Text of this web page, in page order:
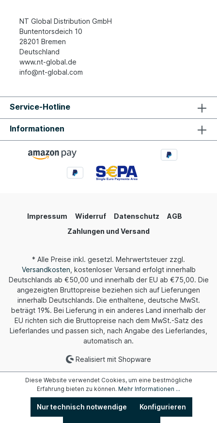
NT Global Distribution GmbH
Buntentorsdeich 10
28201 Bremen
Deutschland
www.nt-global.de
info@nt-global.com
Service-Hotline
Informationen
Impressum Widerruf Datenschutz
AGB
Zahlungen und Versand
* Alle Preise inkl. gesetzl. Mehrwertsteuer zzgl.
Versandkosten , kostenloser Versand erfolgt innerhalb
Deutschlands ab €50,00 und innerhalb der EU ab €75,00. Die
angezeigten Bruttopreise beziehen sich auf Lieferungen
innerhalb Deutschlands. Die enthaltene, deutsche MwSt.
beträgt 19%. Bei Lieferung in ein anderes Land innerhalb der
EU richten sich die Bruttopreise nach dem MwSt.-Satz des
Lieferlandes und passen sich, nach Angabe des Lieferlandes,
automatisch an.
Realisiert mit Shopware
Diese Website verwendet Cookies, um eine bestmögliche
Erfahrung bieten zu können. Mehr Informationen ...
Nur technisch notwendige Konfigurieren